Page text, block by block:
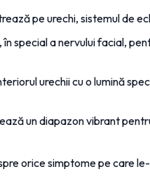
pe urechi, sistemul de
special a nervului facial,
urechii cu o lumină
un diapazon vibrant
orice simptome pe care